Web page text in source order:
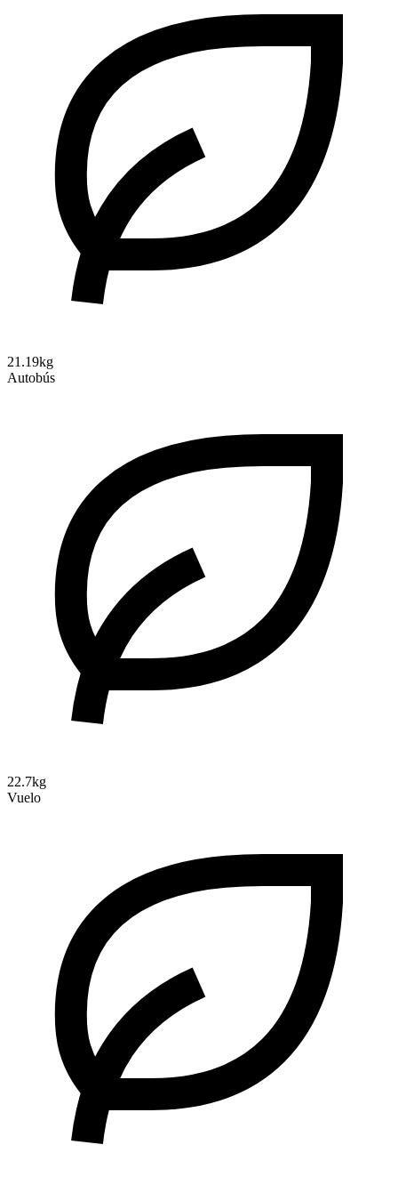
21.19kg
Autobús
22.7kg
Vuelo